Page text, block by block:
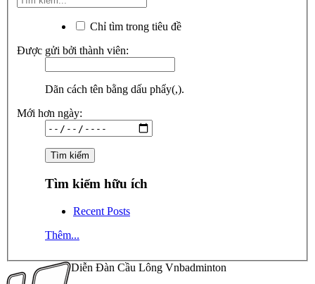
Chỉ tìm trong tiêu đề
Được gửi bởi thành viên:
Dãn cách tên bằng dấu phẩy(,).
Mới hơn ngày:
Tìm kiếm hữu ích
Recent Posts
Thêm...
Diễn Đàn Cầu Lông Vnbadminton